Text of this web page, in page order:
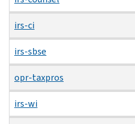
irs-ci
irs-sbse
opr-taxpros
irs-wi